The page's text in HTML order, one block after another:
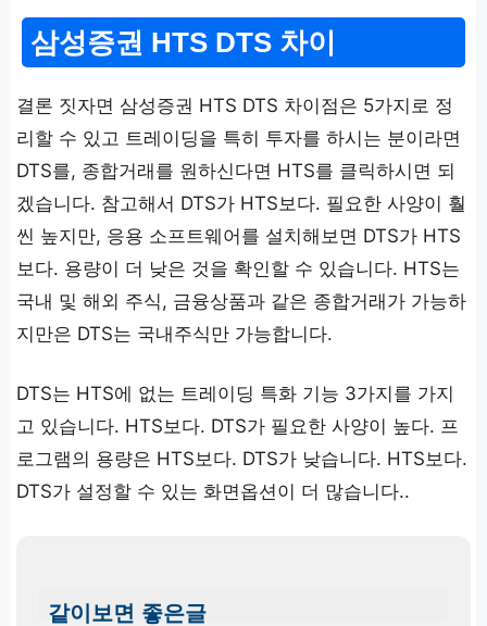
삼성증권 HTS DTS 차이
결론 짓자면 삼성증권 HTS DTS 차이점은 5가지로 정
리할 수 있고 트레이딩을 특히 투자를 하시는 분이라면
DTS를, 종합거래를 원하신다면 HTS를 클릭하시면 되
겠습니다. 참고해서 DTS가 HTS보다. 필요한 사양이 훨
씬 높지만, 응용 소프트웨어를 설치해보면 DTS가 HTS
보다. 용량이 더 낮은 것을 확인할 수 있습니다. HTS는
국내 및 해외 주식, 금융상품과 같은 종합거래가 가능하
지만은 DTS는 국내주식만 가능합니다.
DTS는 HTS에 없는 트레이딩 특화 기능 3가지를 가지
고 있습니다. HTS보다. DTS가 필요한 사양이 높다. 프
로그램의 용량은 HTS보다. DTS가 낮습니다. HTS보다.
DTS가 설정할 수 있는 화면옵션이 더 많습니다..
같이보면 좋은글